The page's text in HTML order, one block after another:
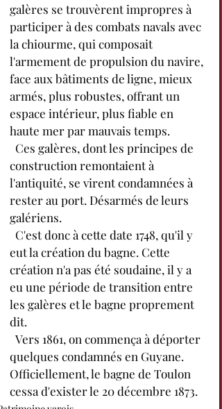
galères se trouvèrent impropres à
participer à des combats navals avec
la chiourme, qui composait
l'armement de propulsion du navire,
face aux bâtiments de ligne, mieux
armés, plus robustes, offrant un
espace intérieur, plus fiable en
haute mer par mauvais temps.
construction remontaient à
l'antiquité, se virent condamnées à
rester au port. Désarmés de leurs
galériens.
eut la création du bagne. Cette
création n'a pas été soudaine, il y a
eu une période de transition entre
les galères et le bagne proprement
dit.
quelques condamnés en Guyane.
Officiellement, le bagne de Toulon
cessa d'exister le 20 décembre 1873.